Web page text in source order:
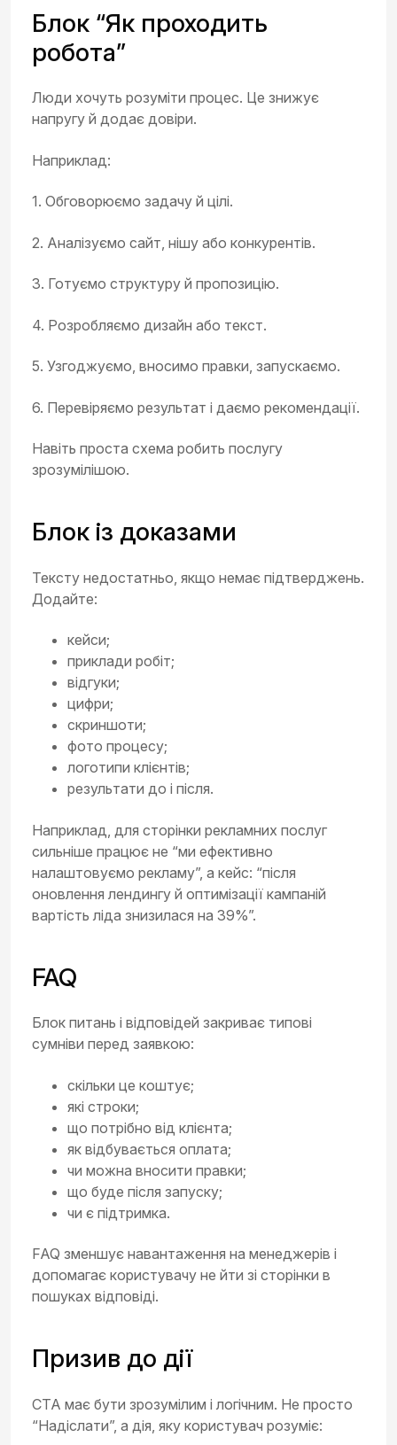
Блок “Як проходить
робота”
Люди хочуть розуміти процес. Це знижує
напругу й додає довіри.
Наприклад:
1. Обговорюємо задачу й цілі.
2. Аналізуємо сайт, нішу або конкурентів.
3. Готуємо структуру й пропозицію.
4. Розробляємо дизайн або текст.
5. Узгоджуємо, вносимо правки, запускаємо.
6. Перевіряємо результат і даємо рекомендації.
Навіть проста схема робить послугу
зрозумілішою.
Блок із доказами
Тексту недостатньо, якщо немає підтверджень.
Додайте:
кейси;
приклади робіт;
відгуки;
цифри;
скриншоти;
фото процесу;
логотипи клієнтів;
результати до і після.
Наприклад, для сторінки рекламних послуг
сильніше працює не “ми ефективно
налаштовуємо рекламу”, а кейс: “після
оновлення лендингу й оптимізації кампаній
вартість ліда знизилася на 39%”.
FAQ
Блок питань і відповідей закриває типові
сумніви перед заявкою:
скільки це коштує;
які строки;
що потрібно від клієнта;
як відбувається оплата;
чи можна вносити правки;
що буде після запуску;
чи є підтримка.
FAQ зменшує навантаження на менеджерів і
допомагає користувачу не йти зі сторінки в
пошуках відповіді.
Призив до дії
CTA має бути зрозумілим і логічним. Не просто
“Надіслати”, а дія, яку користувач розуміє: